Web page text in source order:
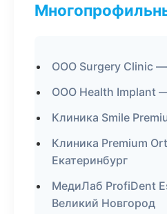
ООО Surgery Clinic
ООО Health Implant
Клиника Smile
Клиника Premium
Екатеринбург
МедиЛаб ProfiDent
Великий Новгород